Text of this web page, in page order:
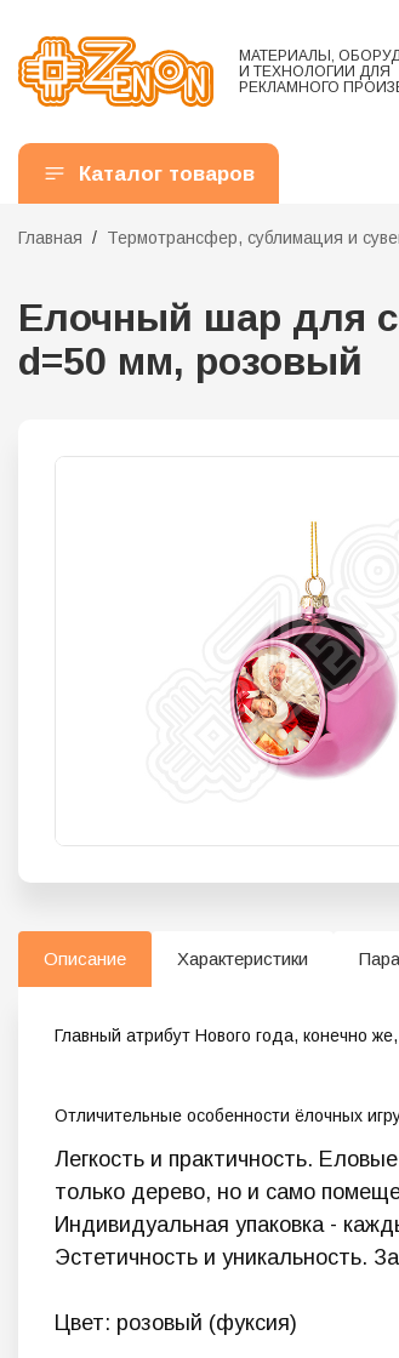
МАТЕРИАЛЫ,
И ТЕХНОЛОГИИ ДЛЯ
РЕКЛАМНОГО
Каталог товаров
Главная Термотрансфер, сублимация и
Елочный шар для
d=50 мм, розовый
Описание Характеристики
Главный атрибут Нового года, конечно
Отличительные особенности ёлочных
Легкость и практичность.
только дерево, но и само
Индивидуальная упаковка -
Эстетичность и уникальность.
Цвет: розовый (фуксия)